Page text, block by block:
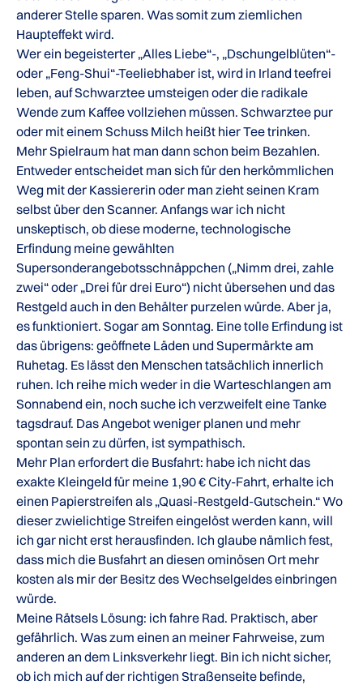
anderer Stelle sparen. Was somit zum ziemlichen
Haupteffekt wird.
Wer ein begeisterter „Alles Liebe“-, „Dschungelblüten“-
oder „Feng-Shui“-Teeliebhaber ist, wird in Irland teefrei
leben, auf Schwarztee umsteigen oder die radikale
Wende zum Kaffee vollziehen müssen. Schwarztee pur
oder mit einem Schuss Milch heißt hier Tee trinken.
Mehr Spielraum hat man dann schon beim Bezahlen.
Entweder entscheidet man sich für den herkömmlichen
Weg mit der Kassiererin oder man zieht seinen Kram
selbst über den Scanner. Anfangs war ich nicht
unskeptisch, ob diese moderne, technologische
Erfindung meine gewählten
Supersonderangebotsschnäppchen („Nimm drei, zahle
zwei“ oder „Drei für drei Euro“) nicht übersehen und das
Restgeld auch in den Behälter purzelen würde. Aber ja,
es funktioniert. Sogar am Sonntag. Eine tolle Erfindung ist
das übrigens: geöffnete Läden und Supermärkte am
Ruhetag. Es lässt den Menschen tatsächlich innerlich
ruhen. Ich reihe mich weder in die Warteschlangen am
Sonnabend ein, noch suche ich verzweifelt eine Tanke
tagsdrauf. Das Angebot weniger planen und mehr
spontan sein zu dürfen, ist sympathisch.
Mehr Plan erfordert die Busfahrt: habe ich nicht das
exakte Kleingeld für meine 1,90 € City-Fahrt, erhalte ich
einen Papierstreifen als „Quasi-Restgeld-Gutschein.“ Wo
dieser zwielichtige Streifen eingelöst werden kann, will
ich gar nicht erst herausfinden. Ich glaube nämlich fest,
dass mich die Busfahrt an diesen ominösen Ort mehr
kosten als mir der Besitz des Wechselgeldes einbringen
würde.
Meine Rätsels Lösung: ich fahre Rad. Praktisch, aber
gefährlich. Was zum einen an meiner Fahrweise, zum
anderen an dem Linksverkehr liegt. Bin ich nicht sicher,
ob ich mich auf der richtigen Straßenseite befinde,